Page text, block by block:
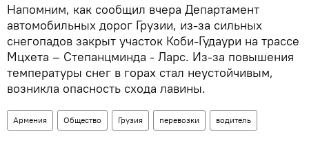
Напомним, как сообщил вчера Департамент
автомобильных дорог Грузии, из-за сильных
снегопадов закрыт участок Коби-Гудаури на трассе
Мцхета – Степанцминда - Ларс. Из-за повышения
температуры снег в горах стал неустойчивым,
возникла опасность схода лавины.
Армения Общество Грузия перевозки водитель